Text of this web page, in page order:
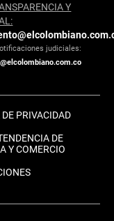
Y
judiciales:
PRIVACIDAD
DE
Y COMERCIO